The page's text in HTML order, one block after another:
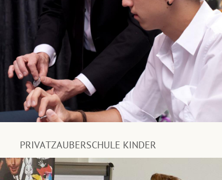
PRIVATZAUBERSCHULE KINDER